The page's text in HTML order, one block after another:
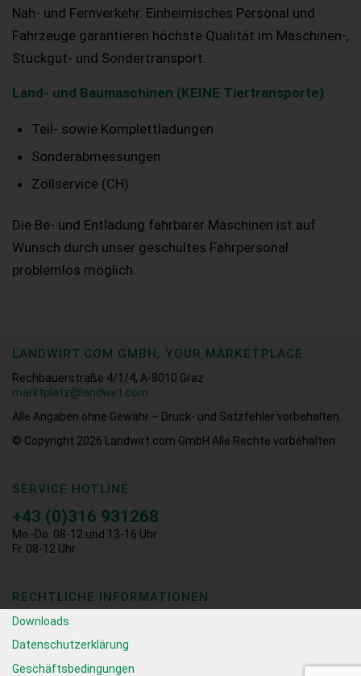
Nah- und Fernverkehr. Einheimisches Personal und
Fahrzeuge garantieren höchste Qualität im Maschinen-,
Stückgut- und Sondertransport.
Land- und Baumaschinen (KEINE Tiertransporte)
Teil- sowie Komplettladungen
Sonderabmessungen
Zollservice (CH)
Die Be- und Entladung fahrbarer Maschinen ist auf
Wunsch durch unser geschultes Fahrpersonal
problemlos möglich.
LANDWIRT.COM GMBH, YOUR MARKETPLACE
Rechbauerstraße 4/1/4, A-8010 Graz
marktplatz@landwirt.com
Alle Angaben ohne Gewähr – Druck- und Satzfehler vorbehalten.
© Copyright 2026
Landwirt.com GmbH Alle Rechte vorbehalten.
SERVICE HOTLINE
+43 (0)316 931268
Mo.-Do. 08-12 und 13-16 Uhr
Fr. 08-12 Uhr
RECHTLICHE INFORMATIONEN
Downloads
Datenschutzerklärung
Geschäftsbedingungen